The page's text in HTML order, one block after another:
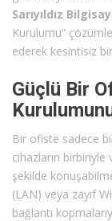
Sarıyıldız
Kurulumu”
ederek kesintisiz
Güçlü Bir
Bir ofiste sadece
cihazların birbiriyle
şekilde
(LAN) veya zayıf
bağlantı